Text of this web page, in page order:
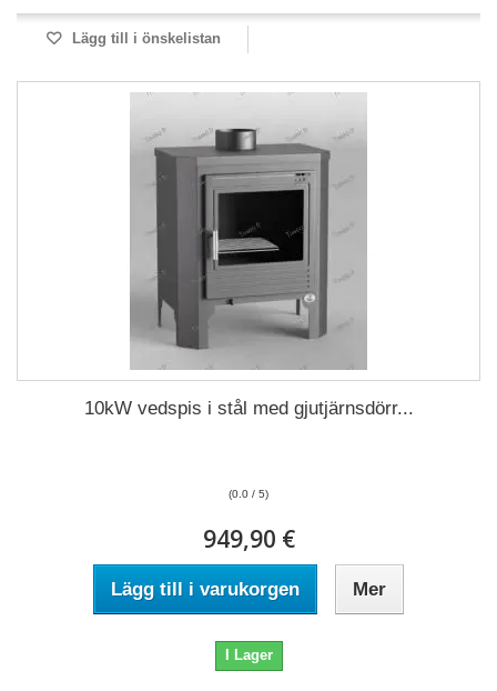
Lägg till i önskelistan
10kW vedspis i stål med gjutjärnsdörr...
(0.0 / 5)
949,90 €
Lägg till i varukorgen Mer
I Lager